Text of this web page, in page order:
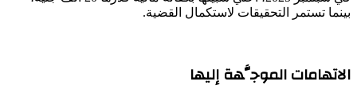
بينما تستمر التحقيقات لاستكمال القضية.
الاتهامات الموجَّهة إليها